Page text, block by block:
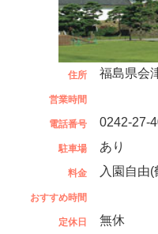
住所 福島県会
営業時間
電話番号 0242-27-
駐車場 あり
料金 入園自由
おすすめ時間
定休日 無休